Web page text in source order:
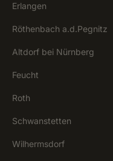
Erlangen
Röthenbach a.d.Pegnitz
Altdorf bei Nürnberg
Feucht
Roth
Schwanstetten
Wilhermsdorf